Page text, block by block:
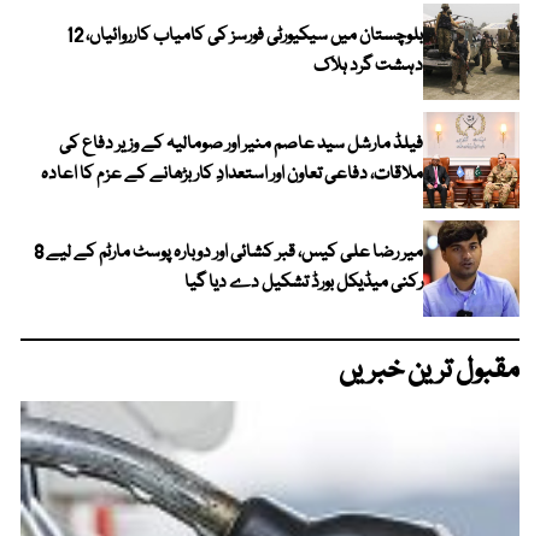
بلوچستان میں سیکیورٹی فورسز کی کامیاب کارروائیاں، 12
دہشت گرد ہلاک
فیلڈ مارشل سید عاصم منیر اور صومالیہ کے وزیر دفاع کی
ملاقات، دفاعی تعاون اور استعدادِ کار بڑھانے کے عزم کا اعادہ
میر رضا علی کیس، قبر کشائی اور دوبارہ پوسٹ مارٹم کے لیے 8
رکنی میڈیکل بورڈ تشکیل دے دیا گیا
مقبول ترین خبریں